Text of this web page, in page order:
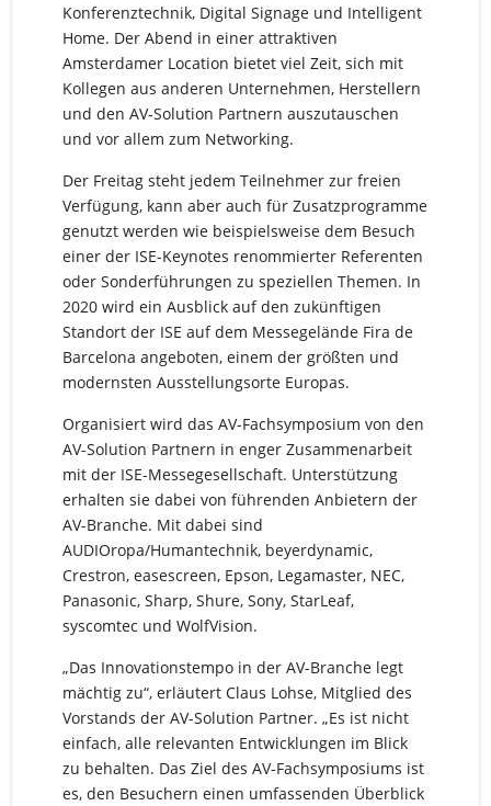
Konferenztechnik, Digital Signage und Intelligent
Home. Der Abend in einer attraktiven
Amsterdamer Location bietet viel Zeit, sich mit
Kollegen aus anderen Unternehmen, Herstellern
und den AV-Solution Partnern auszutauschen
und vor allem zum Networking.
Der Freitag steht jedem Teilnehmer zur freien
Verfügung, kann aber auch für Zusatzprogramme
genutzt werden wie beispielsweise dem Besuch
einer der ISE-Keynotes renommierter Referenten
oder Sonderführungen zu speziellen Themen. In
2020 wird ein Ausblick auf den zukünftigen
Standort der ISE auf dem Messegelände Fira de
Barcelona angeboten, einem der größten und
modernsten Ausstellungsorte Europas.
Organisiert wird das AV-Fachsymposium von den
AV-Solution Partnern in enger Zusammenarbeit
mit der ISE-Messegesellschaft. Unterstützung
erhalten sie dabei von führenden Anbietern der
AV-Branche. Mit dabei sind
AUDIOropa/Humantechnik, beyerdynamic,
Crestron, easescreen, Epson, Legamaster, NEC,
Panasonic, Sharp, Shure, Sony, StarLeaf,
syscomtec und WolfVision.
„Das Innovationstempo in der AV-Branche legt
mächtig zu“, erläutert Claus Lohse, Mitglied des
Vorstands der AV-Solution Partner. „Es ist nicht
einfach, alle relevanten Entwicklungen im Blick
zu behalten. Das Ziel des AV-Fachsymposiums ist
es, den Besuchern einen umfassenden Überblick